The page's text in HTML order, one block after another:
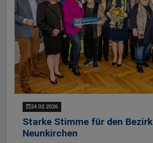
24.02.2026
Starke Stimme für den Bezirk
Neunkirchen